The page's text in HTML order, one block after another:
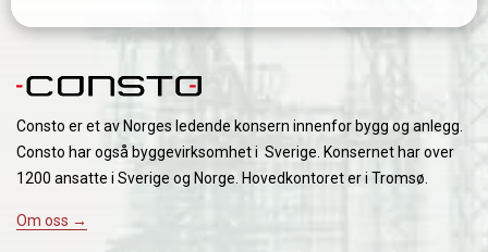
Consto er et av Norges ledende konsern innenfor bygg og anlegg.
Consto har også byggevirksomhet i Sverige. Konsernet har over
1200 ansatte i Sverige og Norge. Hovedkontoret er i Tromsø.
Om oss →